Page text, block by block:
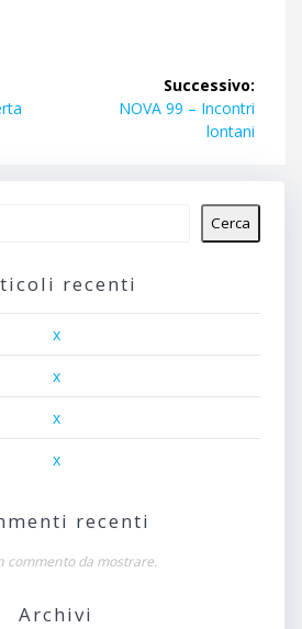
Successivo:
Articolo
NOVA 99 – Incontri
lontani
Cerca
recenti
x
x
x
x
recenti
commento da mostrare.
Archivi